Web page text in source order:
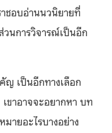
าชอบอ่านนวนิยายที่
วนการวิจารณ์เป็นอีก
ญ เป็นอีกทางเลือก
ขาอาจจะอยากหา บท
ายอะไรบางอย่าง